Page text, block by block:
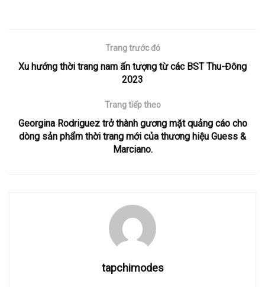
Trang trước đó
Xu hướng thời trang nam ấn tượng từ các BST Thu-Đông
2023
Trang tiếp theo
Georgina Rodriguez trở thành gương mặt quảng cáo cho
dòng sản phẩm thời trang mới của thương hiệu Guess &
Marciano.
tapchimodes